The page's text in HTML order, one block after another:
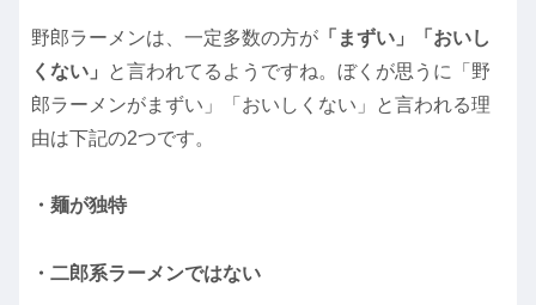
野郎ラーメンは、一定多数の方が 「まずい」「おいし
くない」
と言われてるようですね。ぼくが思うに「野
郎ラーメンがまずい」「おいしくない」と言われる理
由は下記の2つです。
・麺が独特
・二郎系ラーメンではない